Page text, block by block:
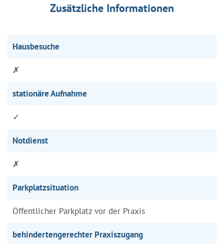
Zusätzliche Informationen
Hausbesuche
✗
stationäre Aufnahme
✓
Notdienst
✗
Parkplatzsituation
Öffentlicher Parkplatz vor der Praxis
behindertengerechter Praxiszugang